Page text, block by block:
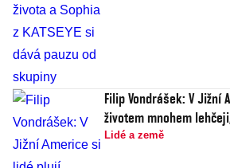
Filip Vondrášek: V Jižní
životem mnohem
Lidé a země